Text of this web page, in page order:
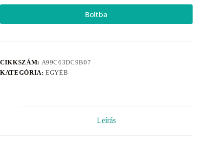
Boltba
CIKKSZÁM: A99C63DC9B07
KATEGÓRIA:EGYÉB
Leírás